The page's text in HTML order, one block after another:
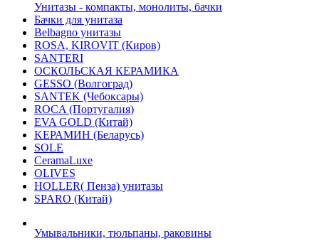
Унитазы - компакты, монолиты, бачки
Бачки для унитаза
Belbagno унитазы
ROSA, KIROVIT (Киров)
SANTERI
ОСКОЛЬСКАЯ КЕРАМИКА
GESSO (Волгоград)
SANTEK (Чебоксары)
ROCA (Португалия)
EVA GOLD (Китай)
KЕРАМИН (Беларусь)
SOLE
CeramaLuxe
OLIVES
HOLLER( Пенза) унитазы
SPARO (Китай)
Умывальники, тюльпаны, раковины